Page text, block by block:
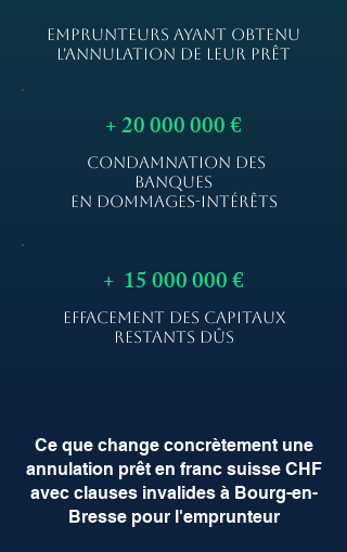
EMPRUNTEURS AYANT OBTENU
L'ANNULATION DE LEUR PRÊT
+20 000 000€
CONDAMNATION DES
BANQUES
EN DOMMAGES-INTÉRÊTS
+ 15 000 000€
EFFACEMENT DES CAPITAUX
RESTANTS DÛS
Ce que change concrètement une
annulation prêt en franc suisse CHF
avec clauses invalides à Bourg-en-
Bresse pour l'emprunteur